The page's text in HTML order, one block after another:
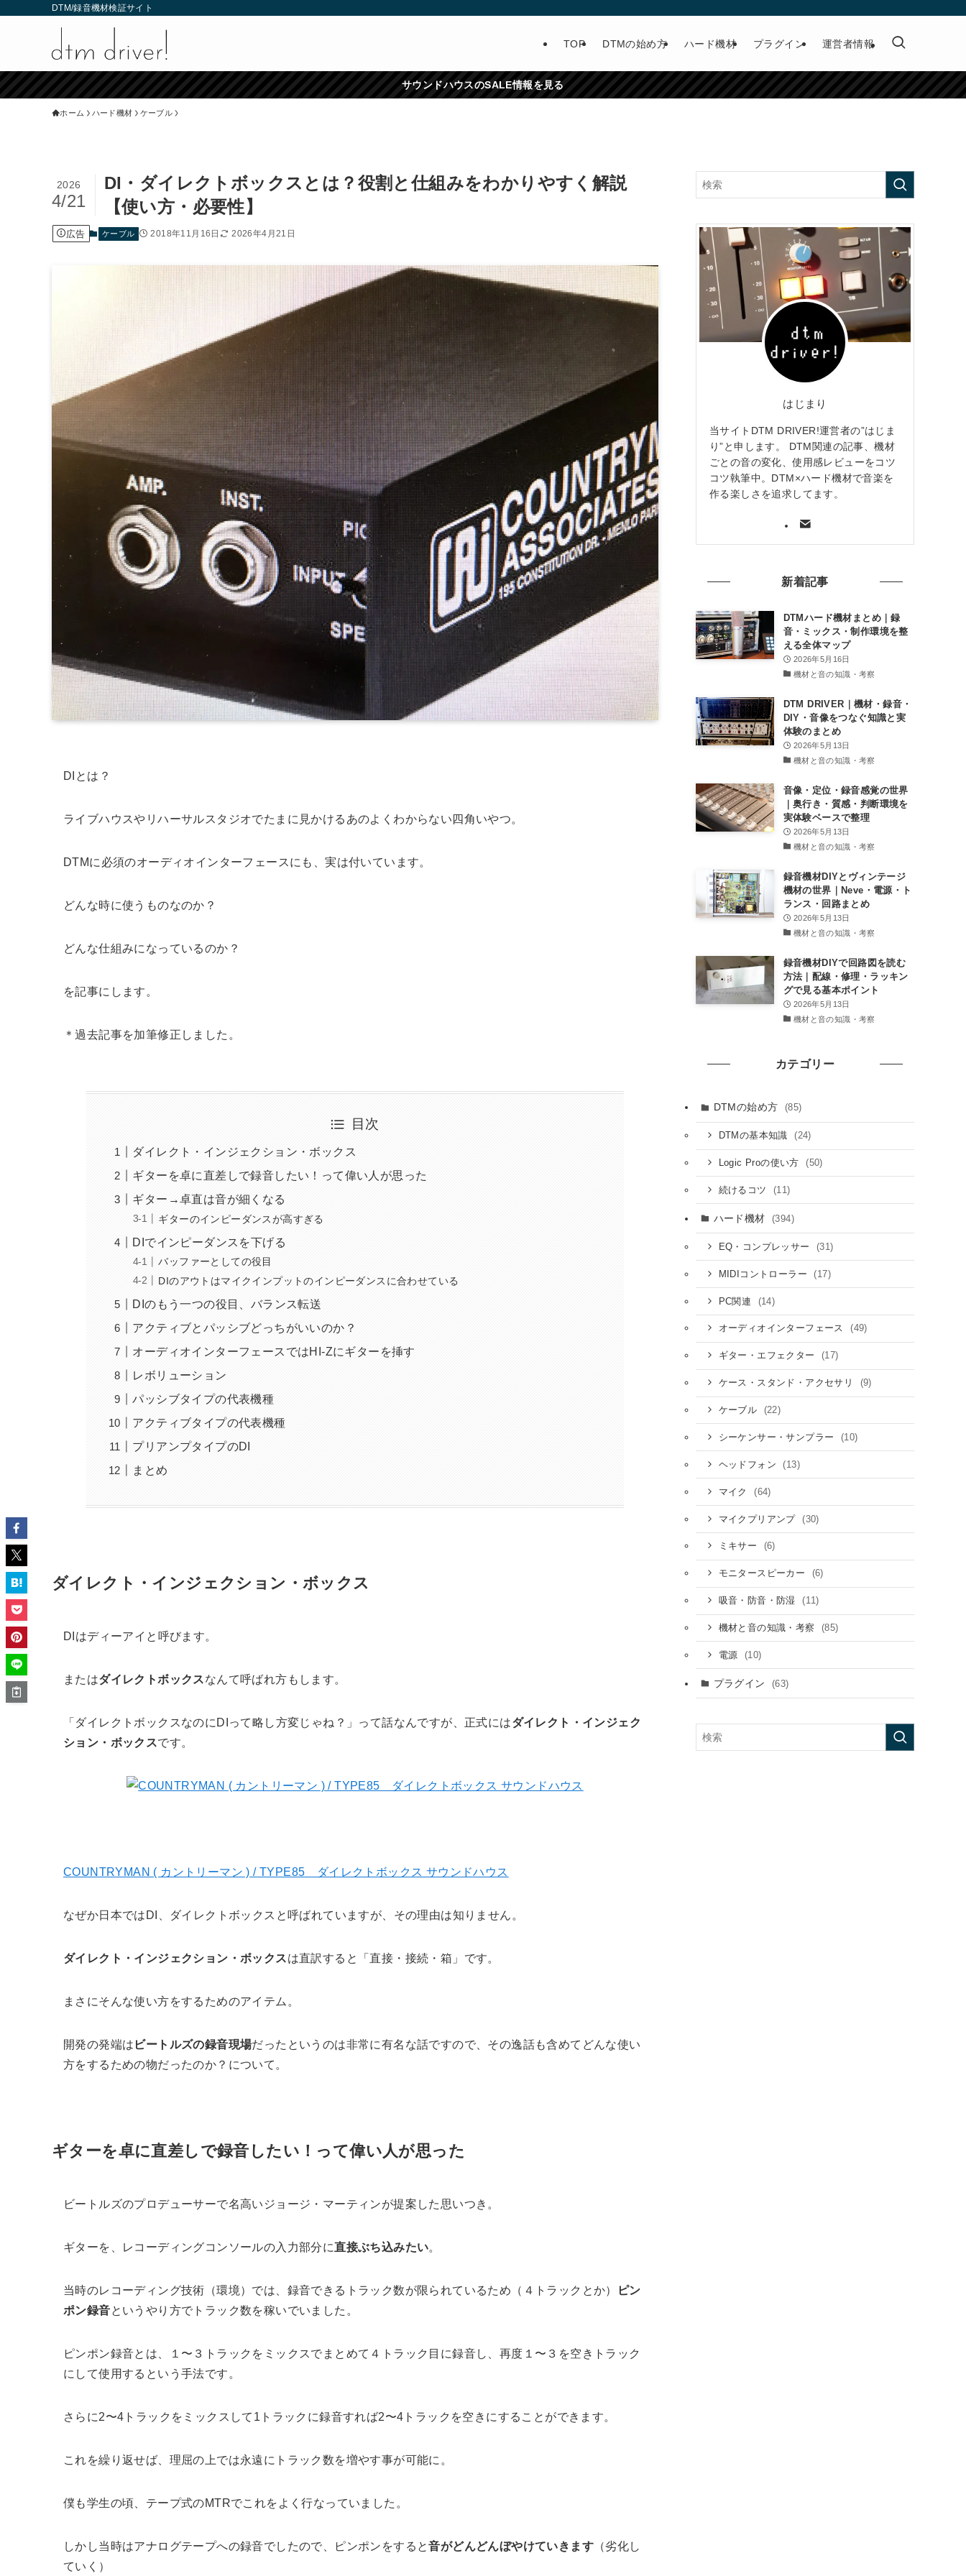
DTM/録音機材検証サイト
TOP DTMの始め方 ハード機材 プラグイン 運営者情報
サウンドハウスのSALE情報を見る
ホーム ハード機材 ケーブル
DI・ダイレクトボックスとは？役割と仕組みをわかりやすく解説
【使い方・必要性】
2026
4/21
広告 ケーブル 2018年11月16日 2026年4月21日
DIとは？
ライブハウスやリハーサルスタジオでたまに見かけるあのよくわからない四角いやつ。
DTMに必須のオーディオインターフェースにも、実は付いています。
どんな時に使うものなのか？
どんな仕組みになっているのか？
を記事にします。
＊過去記事を加筆修正しました。
目次
ダイレクト・インジェクション・ボックス
ギターを卓に直差しで録音したい！って偉い人が思った
ギター→卓直は音が細くなる
ギターのインピーダンスが高すぎる
DIでインピーダンスを下げる
バッファーとしての役目
DIのアウトはマイクインプットのインピーダンスに合わせている
DIのもう一つの役目、バランス転送
アクティブとパッシブどっちがいいのか？
オーディオインターフェースではHI-Zにギターを挿す
レボリューション
パッシブタイプの代表機種
アクティブタイプの代表機種
プリアンプタイプのDI
まとめ
ダイレクト・インジェクション・ボックス
DIはディーアイと呼びます。
またはダイレクトボックスなんて呼ばれ方もします。
「ダイレクトボックスなのにDIって略し方変じゃね？」って話なんですが、正式にはダイレクト・インジェク
ション・ボックスです。
COUNTRYMAN ( カントリーマン ) / TYPE85 ダイレクトボックス サウンドハウス
なぜか日本ではDI、ダイレクトボックスと呼ばれていますが、その理由は知りません。
ダイレクト・インジェクション・ボックスは直訳すると「直接・接続・箱」です。
まさにそんな使い方をするためのアイテム。
開発の発端は ビートルズの録音現場だったというのは非常に有名な話ですので、その逸話も含めてどんな使い
方をするための物だったのか？について。
ギターを卓に直差しで録音したい！って偉い人が思った
ビートルズのプロデューサーで名高いジョージ・マーティンが提案した思いつき。
ギターを、レコーディングコンソールの入力部分に直接ぶち込みたい。
当時のレコーディング技術（環境）では、録音できるトラック数が限られているため（４トラックとか）
ピン
ポン録音というやり方でトラック数を稼いでいました。
ピンポン録音とは、１〜３トラックをミックスでまとめて４トラック目に録音し、再度１〜３を空きトラック
にして使用するという手法です。
さらに2〜4トラックをミックスして1トラックに録音すれば2〜4トラックを空きにすることができます。
これを繰り返せば、理屈の上では永遠にトラック数を増やす事が可能に。
僕も学生の頃、テープ式のMTRでこれをよく行なっていました。
しかし当時はアナログテープへの録音でしたので、ピンポンをすると音がどんどんぼやけていきます （劣化し
ていく）
はじまり
当サイトDTM DRIVER!運営者の”はじま
り”と申します。 DTM関連の記事、機材
ごとの音の変化、使用感レビューをコツ
コツ執筆中。DTM×ハード機材で音楽を
作る楽しさを追求してます。
新着記事
DTMハード機材まとめ｜録
音・ミックス・制作環境を整
える全体マップ
2026年5月16日
機材と音の知識・考察
DTM DRIVER｜機材・録音・
DIY・音像をつなぐ知識と実
体験のまとめ
2026年5月13日
機材と音の知識・考察
音像・定位・録音感覚の世界
｜奥行き・質感・判断環境を
実体験ベースで整理
2026年5月13日
機材と音の知識・考察
録音機材DIYとヴィンテージ
機材の世界｜Neve・電源・ト
ランス・回路まとめ
2026年5月13日
機材と音の知識・考察
録音機材DIYで回路図を読む
方法｜配線・修理・ラッキン
グで見る基本ポイント
2026年5月13日
機材と音の知識・考察
カテゴリー
DTMの始め方 (85)
DTMの基本知識 (24)
Logic Proの使い方 (50)
続けるコツ (11)
ハード機材 (394)
EQ・コンプレッサー (31)
MIDIコントローラー (17)
PC関連 (14)
オーディオインターフェース (49)
ギター・エフェクター (17)
ケース・スタンド・アクセサリ (9)
ケーブル (22)
シーケンサー・サンプラー (10)
ヘッドフォン (13)
マイク (64)
マイクプリアンプ (30)
ミキサー (6)
モニタースピーカー (6)
吸音・防音・防湿 (11)
機材と音の知識・考察 (85)
電源 (10)
プラグイン (63)